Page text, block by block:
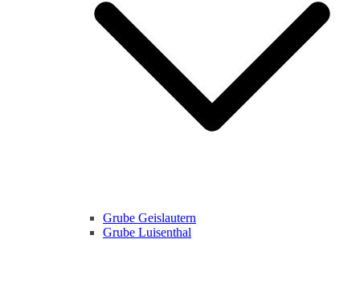
Grube Geislautern
Grube Luisenthal